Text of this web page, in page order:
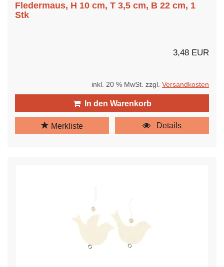
Fledermaus, H 10 cm, T 3,5 cm, B 22 cm, 1
Stk
3,48 EUR
inkl. 20 % MwSt. zzgl. Versandkosten
In den Warenkorb
Merkliste Details